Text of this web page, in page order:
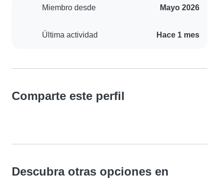
Miembro desde Mayo 2026
Última actividad Hace 1 mes
Comparte este perfil
Descubra otras opciones en